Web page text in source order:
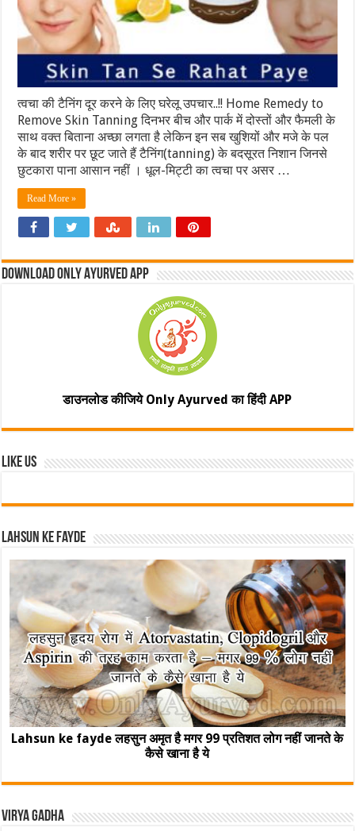
त्वचा की टैनिंग दूर करने के लिए घरेलू उपचार..!! Home Remedy to
Remove Skin Tanning दिनभर बीच और पार्क में दोस्तों और फैमली के
साथ वक्त बिताना अच्छा लगता है लेकिन इन सब खुशियों और मजे के पल
के बाद शरीर पर छूट जाते हैं टैनिंग(tanning) के बदसूरत निशान जिनसे
छुटकारा पाना आसान नहीं । धूल-मिट्टी का त्वचा पर असर …
Read More »
Download Only Ayurved App
डाउनलोड कीजिये Only Ayurved का हिंदी APP
Like Us
Lahsun ke fayde
Lahsun ke fayde लहसुन अमृत है मगर 99 प्रतिशत लोग नहीं जानते के
कैसे खाना है ये
Virya Gadha